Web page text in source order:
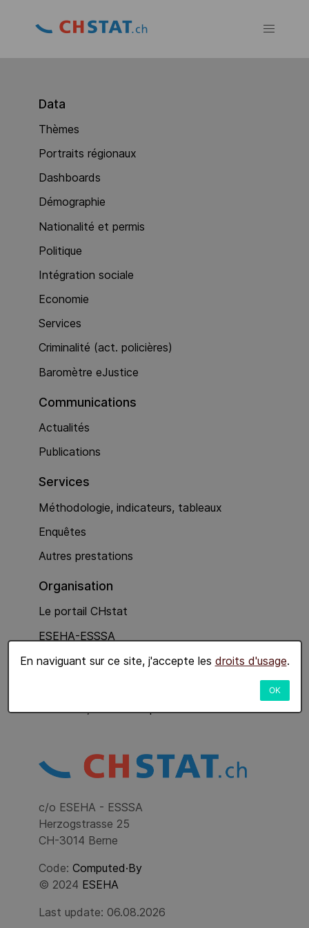
En naviguant sur ce site, j'accepte les droits d'usage.
OK
Data
Thèmes
Portraits régionaux
Dashboards
Démographie
Nationalité et permis
Politique
Intégration sociale
Economie
Services
Criminalité (act. policières)
Baromètre eJustice
Communications
Actualités
Publications
Services
Méthodologie, indicateurs, tableaux
Enquêtes
Autres prestations
Organisation
Le portail CHstat
ESEHA-ESSSA
Groupe de travail
Contacts, mode d'emploi
c/o ESEHA - ESSSA
Herzogstrasse 25
CH-3014 Berne
Code: Computed·By
© 2024 ESEHA
Last update: 06.08.2026